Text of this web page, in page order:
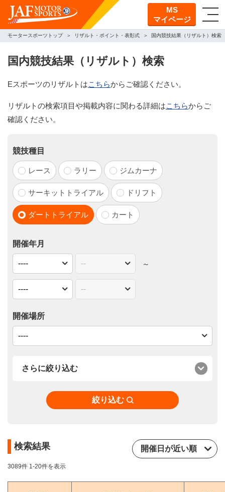
MS
マイページ
モータースポーツトップ リザルト・ポイント・表彰式 国内競技結果（リザルト）検索
国内競技結果（リザルト）検索
Eスポーツのリザルトはこちらからご確認ください。
リザルトの検索項目や掲載内容に関わる詳細はこちらからご
確認ください。
競技種目
レース ラリー ジムカーナ
サーキットトライアル ドリフト
ダートトライアル カート
開催年月
～
開催場所
さらに絞り込む
絞り込む
検索結果
3089件 1-20件を表示